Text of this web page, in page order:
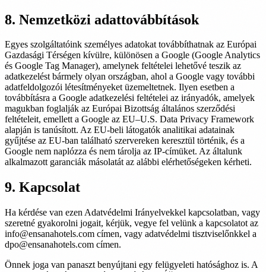
8. Nemzetközi adattovábbítások
Egyes szolgáltatóink személyes adatokat továbbíthatnak az Európai
Gazdasági Térségen kívülre, különösen a Google (Google Analytics
és Google Tag Manager), amelynek feltételei lehetővé teszik az
adatkezelést bármely olyan országban, ahol a Google vagy további
adatfeldolgozói létesítményeket üzemeltetnek. Ilyen esetben a
továbbításra a Google adatkezelési feltételei az irányadók, amelyek
magukban foglalják az Európai Bizottság általános szerződési
feltételeit, emellett a Google az EU–U.S. Data Privacy Framework
alapján is tanúsított. Az EU-beli látogatók analitikai adatainak
gyűjtése az EU-ban található szervereken keresztül történik, és a
Google nem naplózza és nem tárolja az IP-címüket. Az általunk
alkalmazott garanciák másolatát az alábbi elérhetőségeken kérheti.
9. Kapcsolat
Ha kérdése van ezen Adatvédelmi Irányelvekkel kapcsolatban, vagy
szeretné gyakorolni jogait, kérjük, vegye fel velünk a kapcsolatot az
info@ensanahotels.com címen, vagy adatvédelmi tisztviselőnkkel a
dpo@ensanahotels.com címen.
Önnek joga van panaszt benyújtani egy felügyeleti hatósághoz is. A